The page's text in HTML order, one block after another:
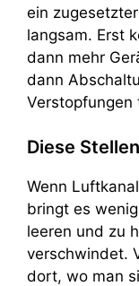
ein
langsam. Erst
dann mehr
dann
Verstopfungen
Diese
Wenn
bringt es
leeren und zu
verschwindet.
dort, wo man